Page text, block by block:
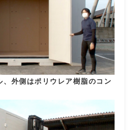
、外側はポリウレア樹脂のコン